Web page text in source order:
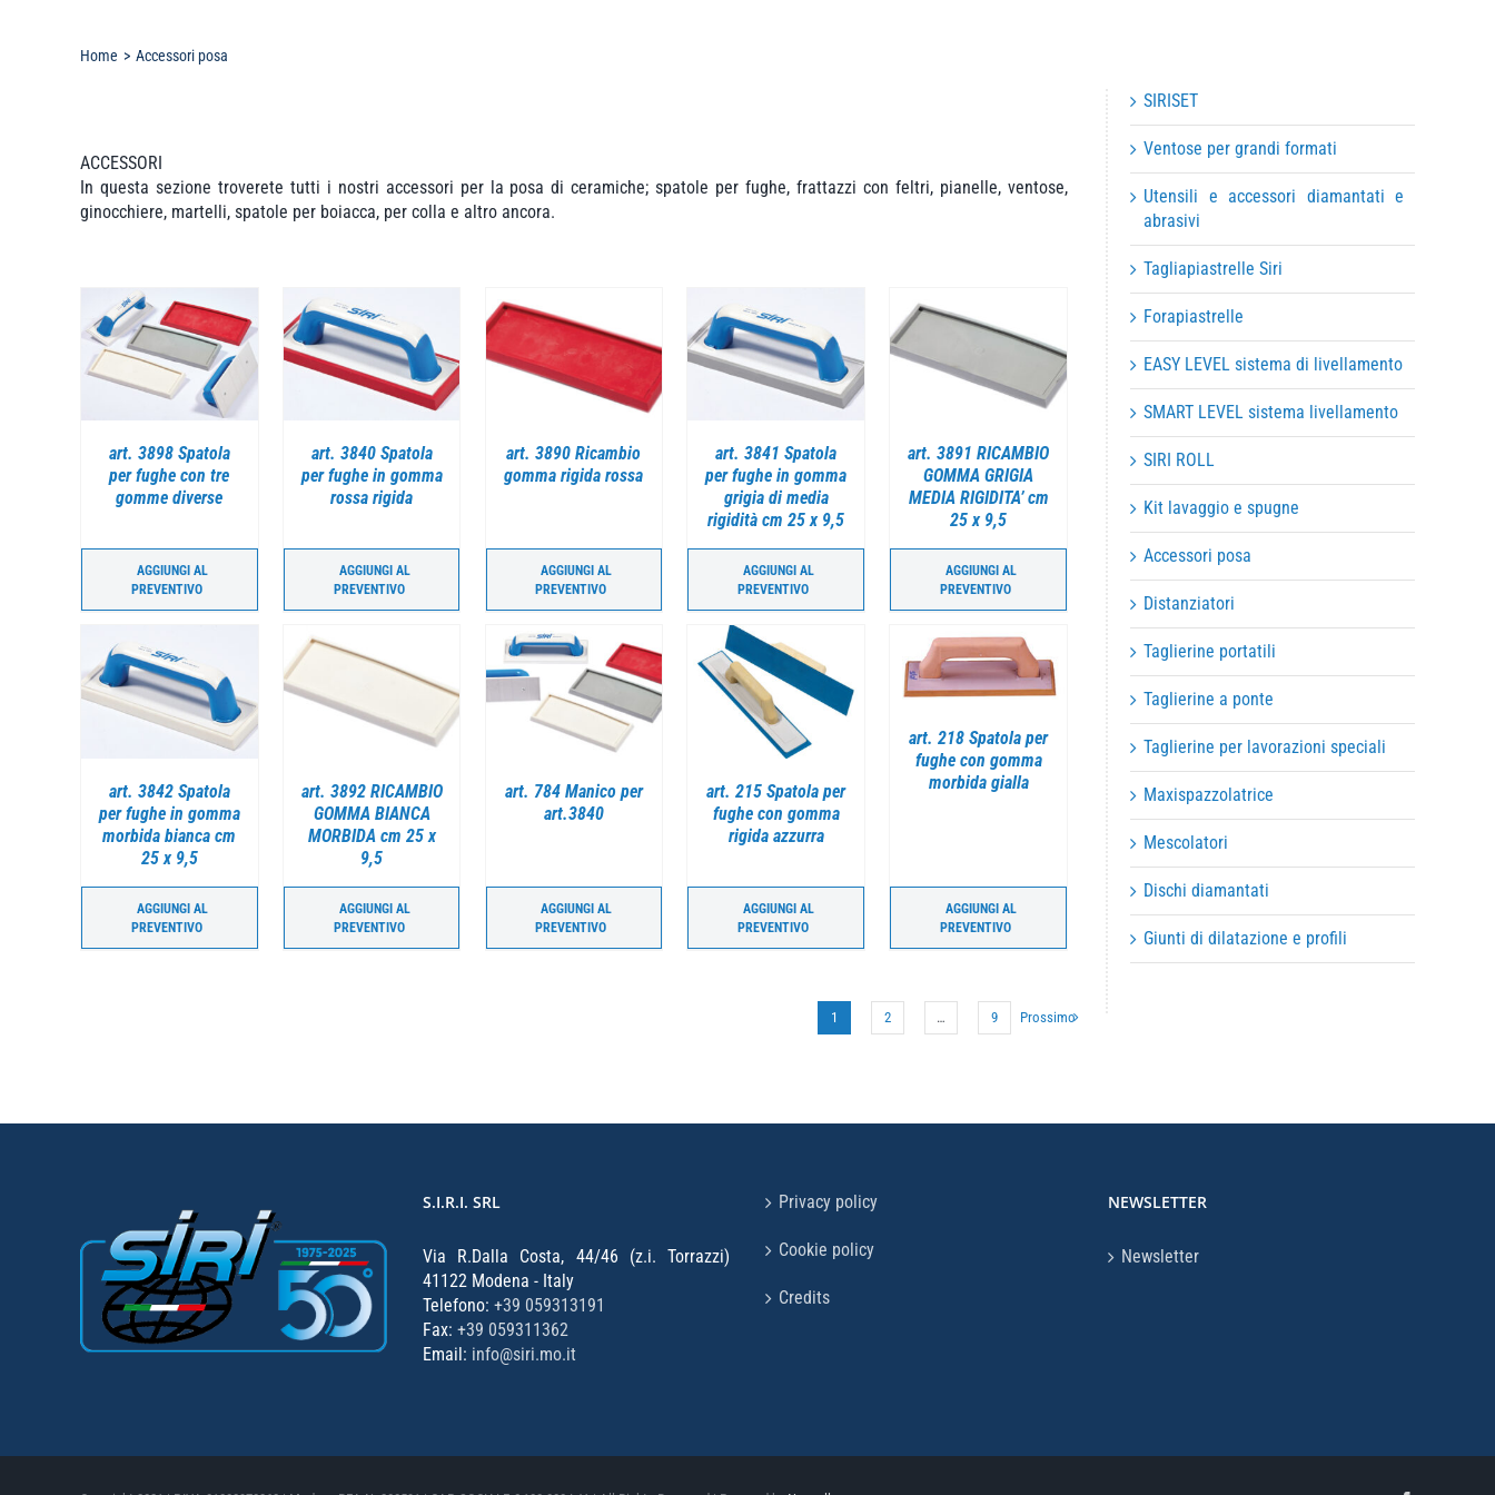
Home Accessori posa
ACCESSORI
In questa sezione troverete tutti i nostri accessori per la posa di ceramiche; spatole per fughe, frattazzi con feltri, pianelle, ventose,
ginocchiere, martelli, spatole per boiacca, per colla e altro ancora.
art. 3898 Spatola
per fughe con tre
gomme diverse
AGGIUNGI AL
PREVENTIVO
DETTAGLI
art. 3840 Spatola
per fughe in gomma
rossa rigida
AGGIUNGI AL
PREVENTIVO
DETTAGLI
art. 3890 Ricambio
gomma rigida rossa
AGGIUNGI AL
PREVENTIVO
DETTAGLI
art. 3841 Spatola
per fughe in gomma
grigia di media
rigidità cm 25 x 9,5
AGGIUNGI AL
PREVENTIVO
DETTAGLI
art. 3891 RICAMBIO
GOMMA GRIGIA
MEDIA RIGIDITA’ cm
25 x 9,5
AGGIUNGI AL
PREVENTIVO
art. 3842 Spatola
per fughe in gomma
morbida bianca cm
25 x 9,5
AGGIUNGI AL
PREVENTIVO
DETTAGLI
art. 3892 RICAMBIO
GOMMA BIANCA
MORBIDA cm 25 x
9,5
AGGIUNGI AL
PREVENTIVO
art. 784 Manico per
art.3840
AGGIUNGI AL
PREVENTIVO
DETTAGLI
art. 215 Spatola per
fughe con gomma
rigida azzurra
AGGIUNGI AL
PREVENTIVO
DETTAGLI
art. 218 Spatola per
fughe con gomma
morbida gialla
AGGIUNGI AL
PREVENTIVO
1 2 … 9 Prossimo
SIRISET
Ventose per grandi formati
Utensili e accessori diamantati e
abrasivi
Tagliapiastrelle Siri
Forapiastrelle
EASY LEVEL sistema di livellamento
SMART LEVEL sistema livellamento
SIRI ROLL
Kit lavaggio e spugne
Accessori posa
Distanziatori
Taglierine portatili
Taglierine a ponte
Taglierine per lavorazioni speciali
Maxispazzolatrice
Mescolatori
Dischi diamantati
Giunti di dilatazione e profili
S.I.R.I. SRL
Via R.Dalla Costa, 44/46 (z.i. Torrazzi)
41122 Modena - Italy
Telefono: +39 059313191
Fax: +39 059311362
Email: info@siri.mo.it
Privacy policy
Cookie policy
Credits
NEWSLETTER
Newsletter